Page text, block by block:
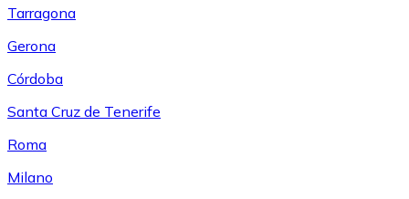
Tarragona
Gerona
Córdoba
Santa Cruz de Tenerife
Roma
Milano